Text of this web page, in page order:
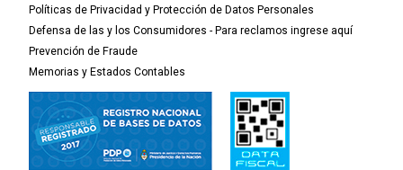
Políticas de Privacidad y Protección de Datos Personales
Defensa de las y los Consumidores - Para reclamos ingrese aquí
Prevención de Fraude
Memorias y Estados Contables